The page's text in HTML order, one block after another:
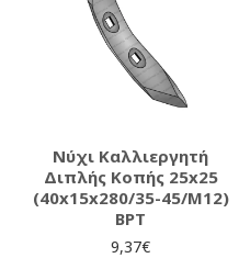
Νύχι Καλλιεργητή
Διπλής Κοπής 25x25
(40x15x280/35-45/M12)
BPT
9,37€